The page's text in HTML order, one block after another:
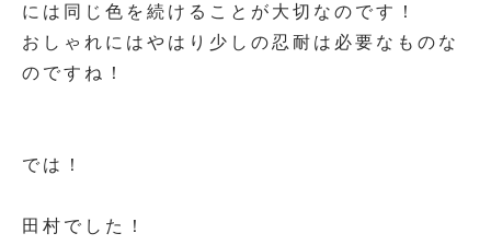
には同じ色を続けることが大切なのです！
おしゃれにはやはり少しの忍耐は必要なものな
のですね！
では！
田村でした！